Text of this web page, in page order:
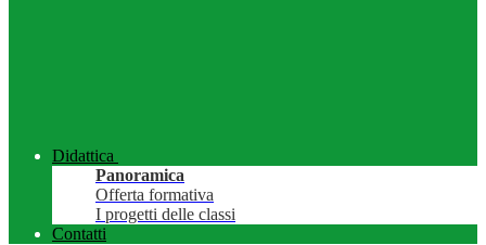
Didattica
Panoramica
Offerta formativa
I progetti delle classi
Contatti